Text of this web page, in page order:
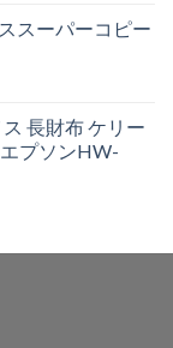
スーパーコピー
長財布 ケリー
プソンHW-